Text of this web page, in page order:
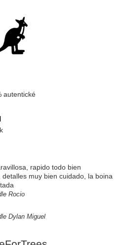
autentické
rapido todo bien
muy bien cuidado, la boina
Rocio
Dylan Miguel